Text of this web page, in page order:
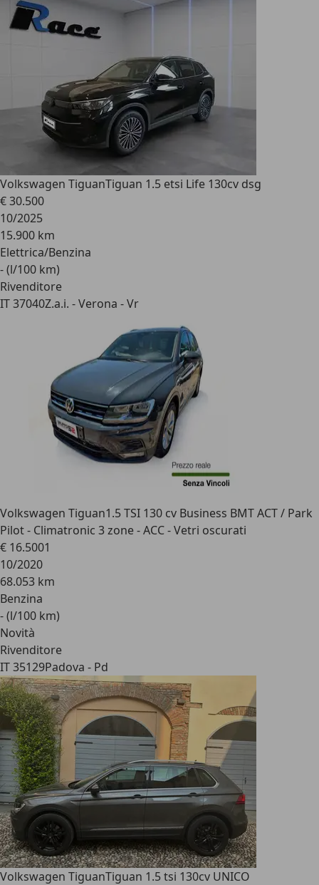
Volkswagen TiguanTiguan 1.5 etsi Life 130cv dsg
€ 30.500
10/2025
15.900 km
Elettrica/Benzina
- (l/100 km)
Rivenditore
IT 37040Z.a.i. - Verona - Vr
Volkswagen Tiguan1.5 TSI 130 cv Business BMT ACT / Park
Pilot - Climatronic 3 zone - ACC - Vetri oscurati
€ 16.5001
10/2020
68.053 km
Benzina
- (l/100 km)
Novità
Rivenditore
IT 35129Padova - Pd
Volkswagen TiguanTiguan 1.5 tsi 130cv UNICO